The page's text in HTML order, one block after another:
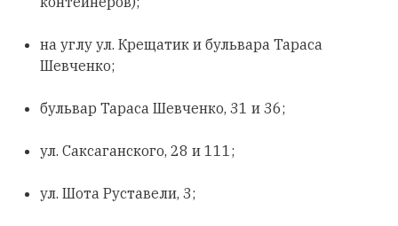
на углу ул. Крещатик и бульвара Тараса
Шевченко;
бульвар Тараса Шевченко, 31 и 36;
ул. Саксаганского, 28 и 111;
ул. Шота Руставели, 3;